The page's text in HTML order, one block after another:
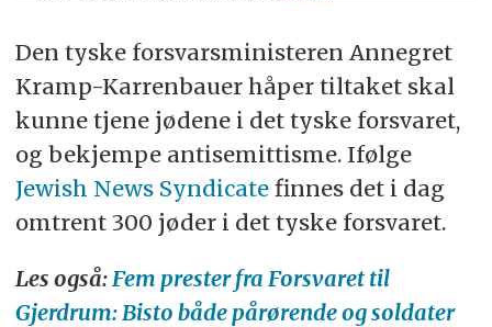
Den tyske forsvarsministeren Annegret
Kramp-Karrenbauer håper tiltaket skal
kunne tjene jødene i det tyske forsvaret,
og bekjempe antisemittisme. Ifølge
Jewish News Syndicate finnes det i dag
omtrent 300 jøder i det tyske forsvaret.
Les også: Fem prester fra Forsvaret til
Gjerdrum: Bisto både pårørende og soldater